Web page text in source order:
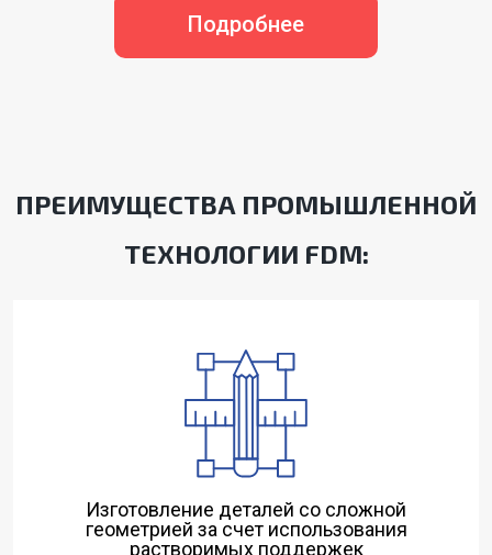
Подробнее
ПРЕИМУЩЕСТВА ПРОМЫШЛЕННОЙ
ТЕХНОЛОГИИ FDM:
Изготовление деталей со сложной
геометрией за счет использования
растворимых поддержек